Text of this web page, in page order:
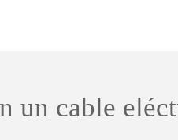
un cable